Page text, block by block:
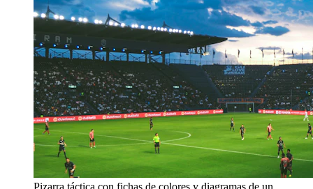
Pizarra táctica con fichas de colores y diagramas de un